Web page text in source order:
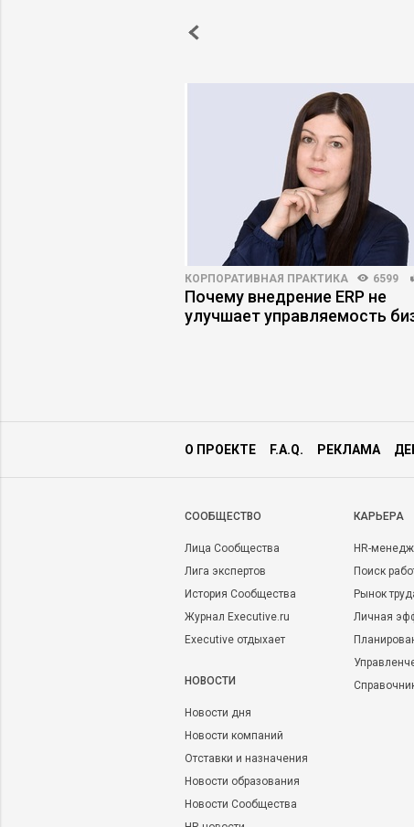
КОРПОРАТИВНАЯ ПРАКТИКА 6599
Почему внедрение ERP не
улучшает управляемость
О ПРОЕКТЕ F.A.Q. РЕКЛАМА
CООБЩЕСТВО
Лица Сообщества
Лига экспертов
История Сообщества
Журнал Executive.ru
Executive отдыхает
НОВОСТИ
Новости дня
Новости компаний
Отставки и назначения
Новости образования
Новости Сообщества
КАРЬЕРА
HR-
Поиск
Рынок
Личная